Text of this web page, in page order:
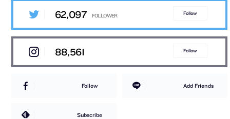
62,097 Follow
88,561 Follow
Follow Add Friends
Subscribe